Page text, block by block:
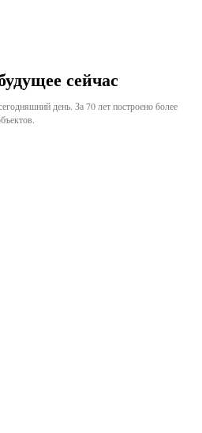
сейчас
день. За 70 лет построено более